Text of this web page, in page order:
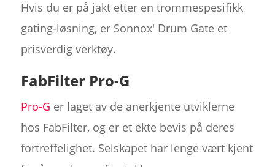
Hvis du er på jakt etter en trommespesifikk
gating-løsning, er Sonnox' Drum Gate et
prisverdig verktøy.
FabFilter Pro-G
Pro-G er laget av de anerkjente utviklerne
hos FabFilter, og er et ekte bevis på deres
fortreffelighet. Selskapet har lenge vært kjent